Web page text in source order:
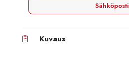
Sähköposti
Kuvaus